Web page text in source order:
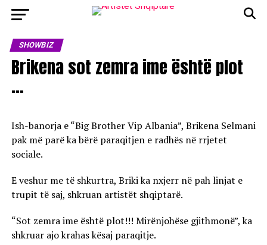
SHOWBIZ
Brikena sot zemra ime është plot
…
Ish-banorja e “Big Brother Vip Albania”, Brikena Selmani
pak më parë ka bërë paraqitjen e radhës në rrjetet
sociale.
E veshur me të shkurtra, Briki ka nxjerr në pah linjat e
trupit të saj, shkruan artistët shqiptarë.
“Sot zemra ime është plot!!! Mirënjohëse gjithmonë”, ka
shkruar ajo krahas kësaj paraqitje.